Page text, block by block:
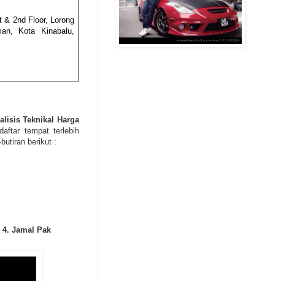
& 2nd Floor, Lorong
Kota Kinabalu,
Teknikal Harga
tempat terlebih
butiran berikut :
Jamal Pak